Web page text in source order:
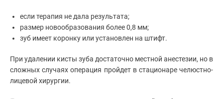
если терапия не дала результата;
размер новообразования более 0,8 мм;
зуб имеет коронку или установлен на штифт.
При удалении кисты зуба достаточно местной анестезии, но в
сложных случаях операция пройдет в стационаре челюстно-
лицевой хирургии.